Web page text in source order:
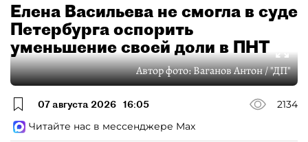
Елена Васильева не смогла в суде
Петербурга оспорить
уменьшение своей доли в ПНТ
Автор фото:Ваганов Антон / "ДП"
07 августа 2026 16:05
2134
Читайте нас в мессенджере Max